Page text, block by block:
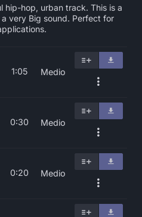
hip-hop, urban track. This is a
very Big sound. Perfect for
1:05 Medio
0:30 Medio
0:20 Medio